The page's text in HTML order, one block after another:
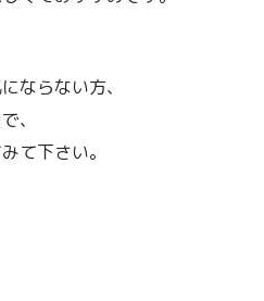
ならない方、
、
て下さい。